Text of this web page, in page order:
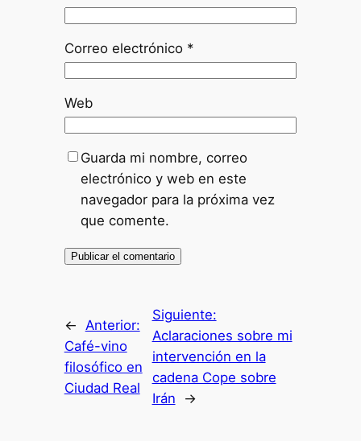
Correo electrónico *
Web
Guarda mi nombre, correo
electrónico y web en este
navegador para la próxima vez
que comente.
←
Anterior:
Café-vino
filosófico en
Ciudad Real
Siguiente:
Aclaraciones sobre mi
intervención en la
cadena Cope sobre
Irán
→